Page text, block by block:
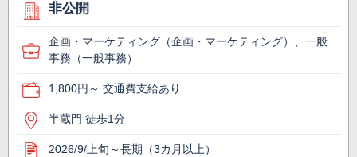
非公開
企画・マーケティング（企画・マーケティング）、一般
事務（一般事務）
1,800円～ 交通費支給あり
半蔵門 徒歩1分
2026/9/上旬～長期（3カ月以上）